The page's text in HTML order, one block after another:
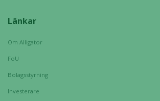
Länkar
Om Alligator
FoU
Bolagsstyrning
Investerare